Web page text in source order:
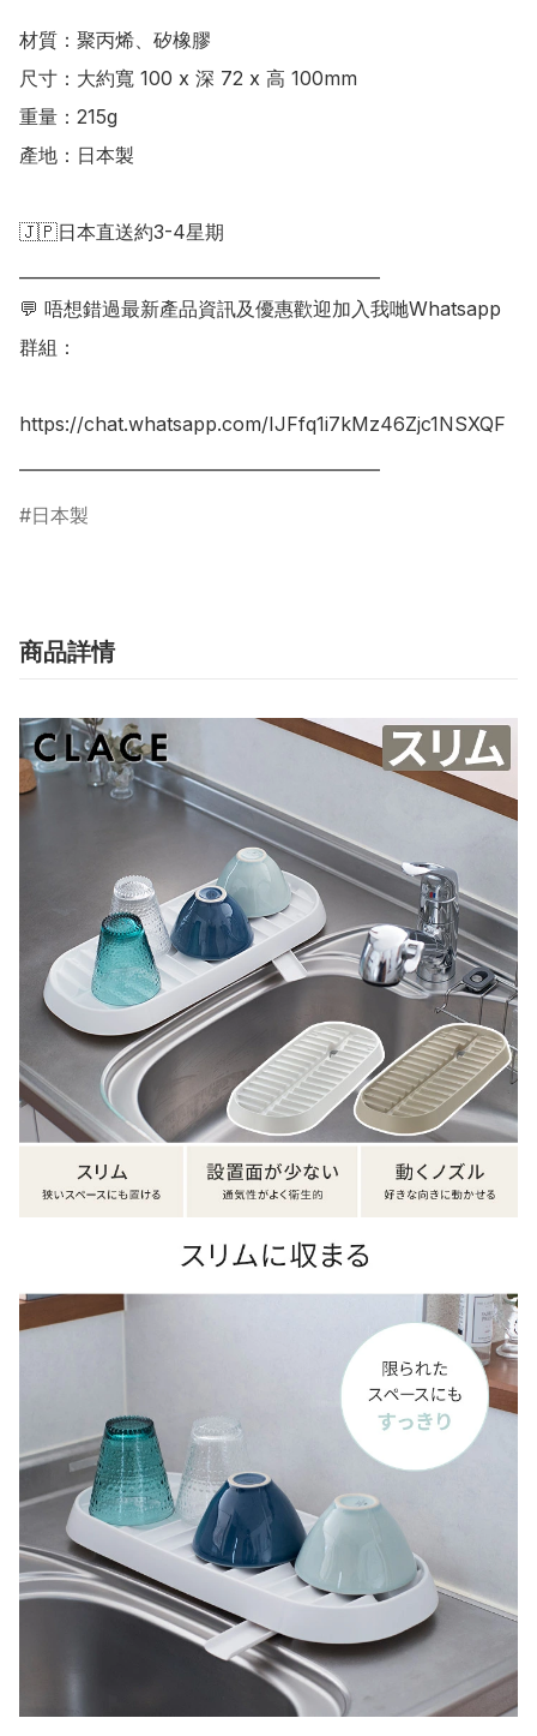
材質：聚丙烯、矽橡膠
尺寸：大約寬 100 x 深 72 x 高 100mm
重量：215g
產地：日本製
🇯🇵日本直送約3-4星期
💬 唔想錯過最新產品資訊及優惠歡迎加入我哋Whatsapp
群組：
https://chat.whatsapp.com/IJFfq1i7kMz46Zjc1NSXQF
日本製
商品詳情